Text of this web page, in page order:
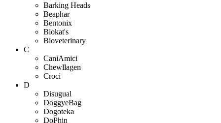
Barking Heads
Beaphar
Bentonix
Biokat's
Bioveterinary
C
CaniAmici
Chewllagen
Croci
D
Disugual
DoggyeBag
Dogoteka
DoPhin